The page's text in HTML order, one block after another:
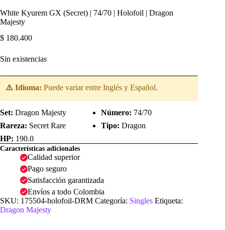
White Kyurem GX (Secret) | 74/70 | Holofoil | Dragon
Majesty
$ 180.400
Sin existencias
⚠️ Idioma: Puede variar entre Inglés y Español.
Set: Dragon Majesty Número: 74/70
Rareza: Secret Rare Tipo: Dragon
HP: 190.0
Características adicionales
Calidad superior
Pago seguro
Satisfacción garantizada
Envíos a todo Colombia
SKU: 175504-holofoil-DRM Categoría: Singles Etiqueta:
Dragon Majesty